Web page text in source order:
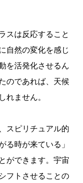
スは反応すること
自然の変化を感じ
を活発化させるん
のであれば、天候
れません。
スピリチュアル的
る時が来ている」
ができます。宇宙
フトさせることの